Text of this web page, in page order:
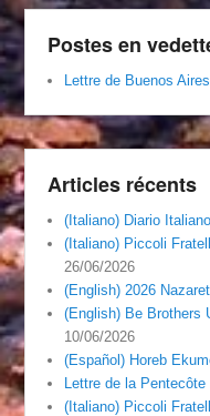
Postes en
Lettre de Buenos
Articles récents
(Italiano) Diario
(Italiano) Piccoli
26/06/2026
(English) 2026
(English) Be Brothers
10/06/2026
(Español) Horeb
Lettre de la Pentecôte
(Italiano) Piccoli